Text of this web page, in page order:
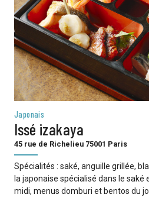
Japonais
Issé izakaya
45 rue de Richelieu 75001 Paris
Spécialités : saké, anguille grillée,
la japonaise spécialisé dans le saké
midi, menus domburi et bentos du